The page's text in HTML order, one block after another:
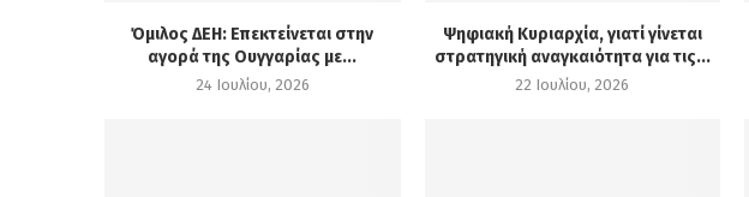
Όμιλος ΔΕΗ: Επεκτείνεται στην
αγορά της Ουγγαρίας με...
24 Ιουλίου, 2026
Ψηφιακή Κυριαρχία, γιατί γίνεται
στρατηγική αναγκαιότητα για τις...
22 Ιουλίου, 2026